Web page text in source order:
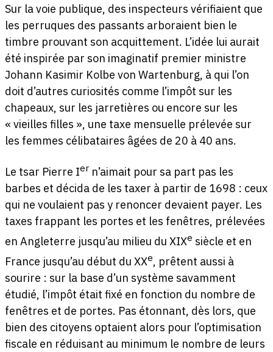
Sur la voie publique, des inspecteurs vérifiaient que
les perruques des passants arboraient bien le
timbre prouvant son acquittement. L’idée lui aurait
été inspirée par son imaginatif premier ministre
Johann Kasimir Kolbe von Wartenburg, à qui l’on
doit d’autres curiosités comme l’impôt sur les
chapeaux, sur les jarretières ou encore sur les
« vieilles filles », une taxe mensuelle prélevée sur
les femmes célibataires âgées de 20 à 40 ans.
Le tsar Pierre Ier n’aimait pour sa part pas les
barbes et décida de les taxer à partir de 1698 : ceux
qui ne voulaient pas y renoncer devaient payer. Les
taxes frappant les portes et les fenêtres, prélevées
en Angleterre jusqu’au milieu du XIXe siècle et en
France jusqu’au début du XXe, prêtent aussi à
sourire : sur la base d’un système savamment
étudié, l’impôt était fixé en fonction du nombre de
fenêtres et de portes. Pas étonnant, dès lors, que
bien des citoyens optaient alors pour l’optimisation
fiscale en réduisant au minimum le nombre de leurs